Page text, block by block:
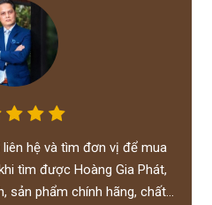
hệ và tìm đơn vị để mua
tìm được Hoàng Gia Phát,
sản phẩm chính hãng, chất